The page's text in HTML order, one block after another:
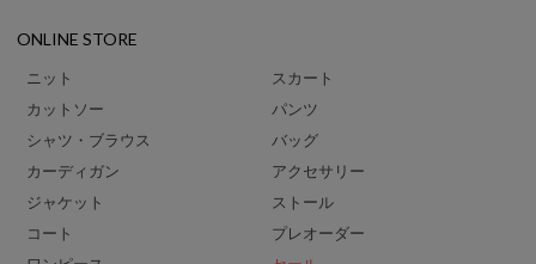
ONLINE STORE
ニット
カットソー
シャツ・ブラウス
カーディガン
ジャケット
コート
スカート
パンツ
バッグ
アクセサリー
ストール
プレオーダー